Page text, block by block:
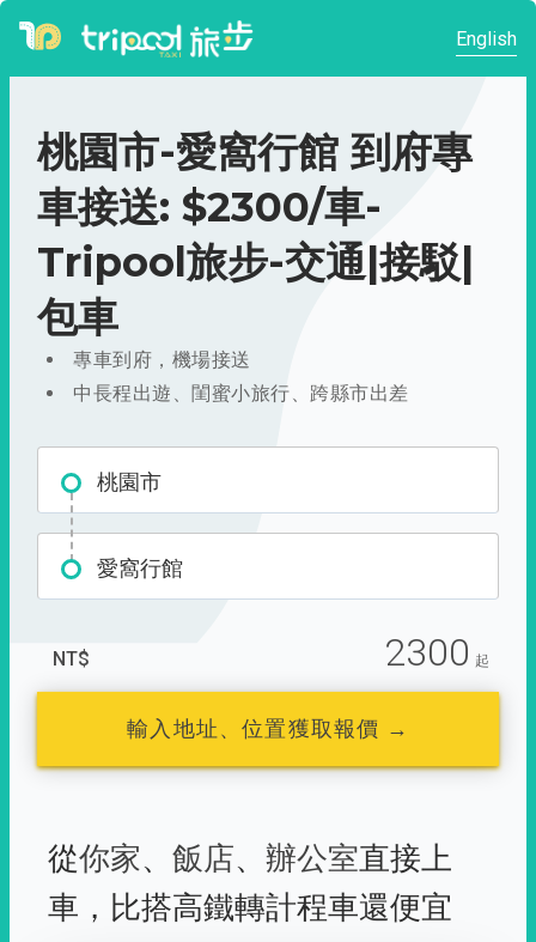
English
桃園市-愛窩行館 到府專
車接送: $2300/車-
Tripool旅步-交通|接駁|
包車
專車到府，機場接送
中長程出遊、閨蜜小旅行、跨縣市出差
桃園市
愛窩行館
NT$ 2300 起
輸入地址、位置獲取報價 →
從你家、 飯店、 辦公室直接上
車， 比搭高鐵轉計程車還便宜